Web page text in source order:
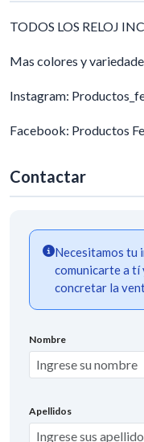
TODOS LOS RELOJ
Mas colores y
Instagram:
Facebook: Productos
Contactar
Necesitamos tu
comunicarte a tí
concretar la
Nombre
Apellidos